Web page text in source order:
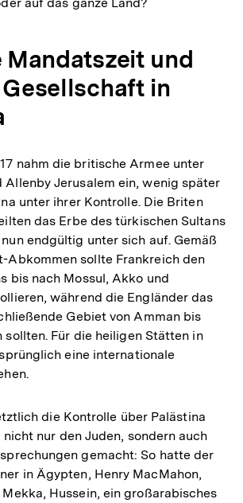
Mandatszeit und
in
nahm die britische Armee unter
Allenby Jerusalem ein, wenig später
unter ihrer Kontrolle. Die Briten
das Erbe des türkischen Sultans
endgültig unter sich auf. Gemäß
Abkommen sollte Frankreich den
bis nach Mossul, Akko und
während die Engländer das
Gebiet von Amman bis
sollten. Für die heiligen Stätten in
eine internationale
die Kontrolle über Palästina
nur den Juden, sondern auch
gemacht: So hatte der
in Ägypten, Henry MacMahon,
Hussein, ein großarabisches